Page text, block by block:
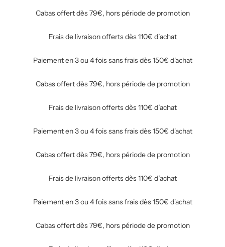
Cabas offert dès 79€, hors période de promotion
Frais de livraison offerts dès 110€ d’achat
Paiement en 3 ou 4 fois sans frais dès 150€ d'achat
Cabas offert dès 79€, hors période de promotion
Frais de livraison offerts dès 110€ d’achat
Paiement en 3 ou 4 fois sans frais dès 150€ d'achat
Cabas offert dès 79€, hors période de promotion
Frais de livraison offerts dès 110€ d’achat
Paiement en 3 ou 4 fois sans frais dès 150€ d'achat
Cabas offert dès 79€, hors période de promotion